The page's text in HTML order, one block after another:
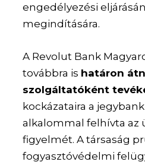
engedélyezési
megindítására.
A Revolut Bank
továbbra is határon
szolgáltatóként
kockázataira a
alkalommal felhívta az
figyelmét. A társaság
fogyasztóvédelmi